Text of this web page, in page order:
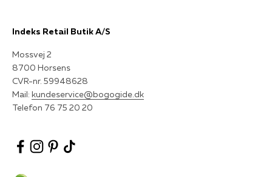
Indeks Retail Butik A/S
Mossvej 2
8700 Horsens
CVR-nr. 59948628
Mail: kundeservice@bogogide.dk
Telefon 76 75 20 20